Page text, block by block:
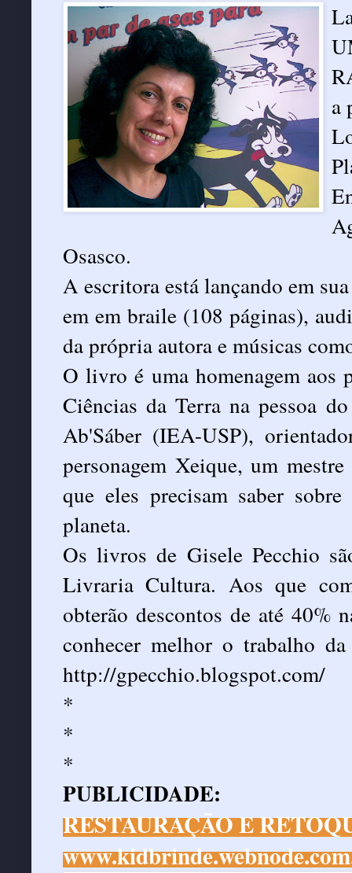
a
Osasco.
A escritora está lançando em
em em braile (108 páginas),
da própria autora e músicas
O livro é uma homenagem aos
Ciências da Terra na pessoa
Ab'Sáber (IEA-USP),
personagem Xeique, um
que eles precisam saber
planeta.
Os livros de Gisele Pecchio
Livraria Cultura. Aos que
obterão descontos de até 40%
conhecer melhor o trabalho
http://gpecchio.blogspot.com/
*
*
*
PUBLICIDADE:
RESTAURAÇÃO E